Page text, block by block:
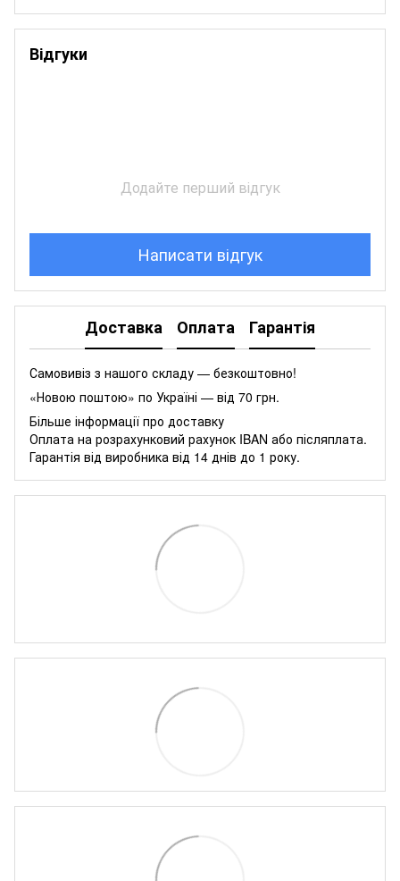
Відгуки
Додайте перший відгук
Написати відгук
Доставка Оплата Гарантія
Самовивіз з нашого складу — безкоштовно!
«Новою поштою» по Україні — від 70 грн.
Більше інформації про доставку
Оплата на розрахунковий рахунок IBAN або післяплата.
Гарантія від виробника від 14 днів до 1 року.